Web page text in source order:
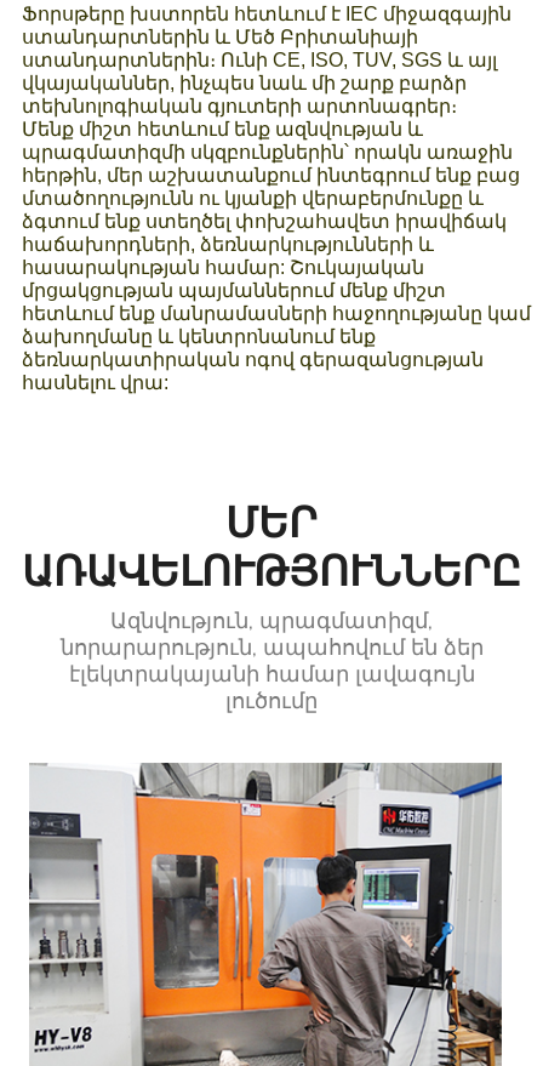
Ֆորսթերը խստորեն հետևում է IEC միջազգային
ստանդարտներին և Մեծ Բրիտանիայի
ստանդարտներին։ Ունի CE, ISO, TUV, SGS և այլ
վկայականներ, ինչպես նաև մի շարք բարձր
տեխնոլոգիական գյուտերի արտոնագրեր։
Մենք միշտ հետևում ենք ազնվության և
պրագմատիզմի սկզբունքներին՝ որակն առաջին
հերթին, մեր աշխատանքում ինտեգրում ենք բաց
մտածողությունն ու կյանքի վերաբերմունքը և
ձգտում ենք ստեղծել փոխշահավետ իրավիճակ
հաճախորդների, ձեռնարկությունների և
հասարակության համար: Շուկայական
մրցակցության պայմաններում մենք միշտ
հետևում ենք մանրամասների հաջողությանը կամ
ձախողմանը և կենտրոնանում ենք
ձեռնարկատիրական ոգով գերազանցության
հասնելու վրա:
ՄԵՐ
ԱՌԱՎԵԼՈՒԹՅՈՒՆՆԵՐԸ
Ազնվություն, պրագմատիզմ,
նորարարություն, ապահովում են ձեր
էլեկտրակայանի համար լավագույն
լուծումը